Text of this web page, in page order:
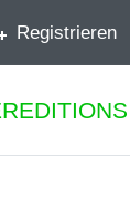
Registrieren